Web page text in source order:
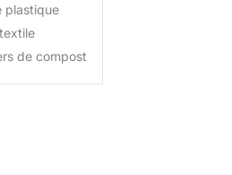
plastique
de compost